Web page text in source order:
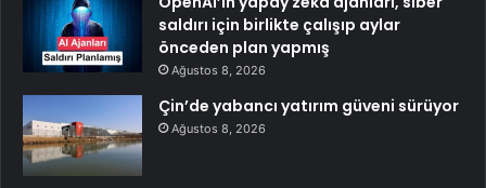
saldırı için birlikte çalışıp aylar
önceden plan yapmış
Ağustos 8, 2026
Çin’de yabancı yatırım güveni sürüyor
Ağustos 8, 2026